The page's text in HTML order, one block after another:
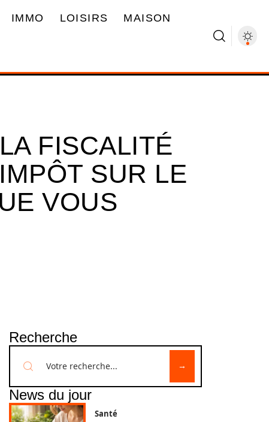
IMMO LOISIRS MAISON
FISCALITÉ
SUR LE
VOUS
Recherche
News du jour
Santé